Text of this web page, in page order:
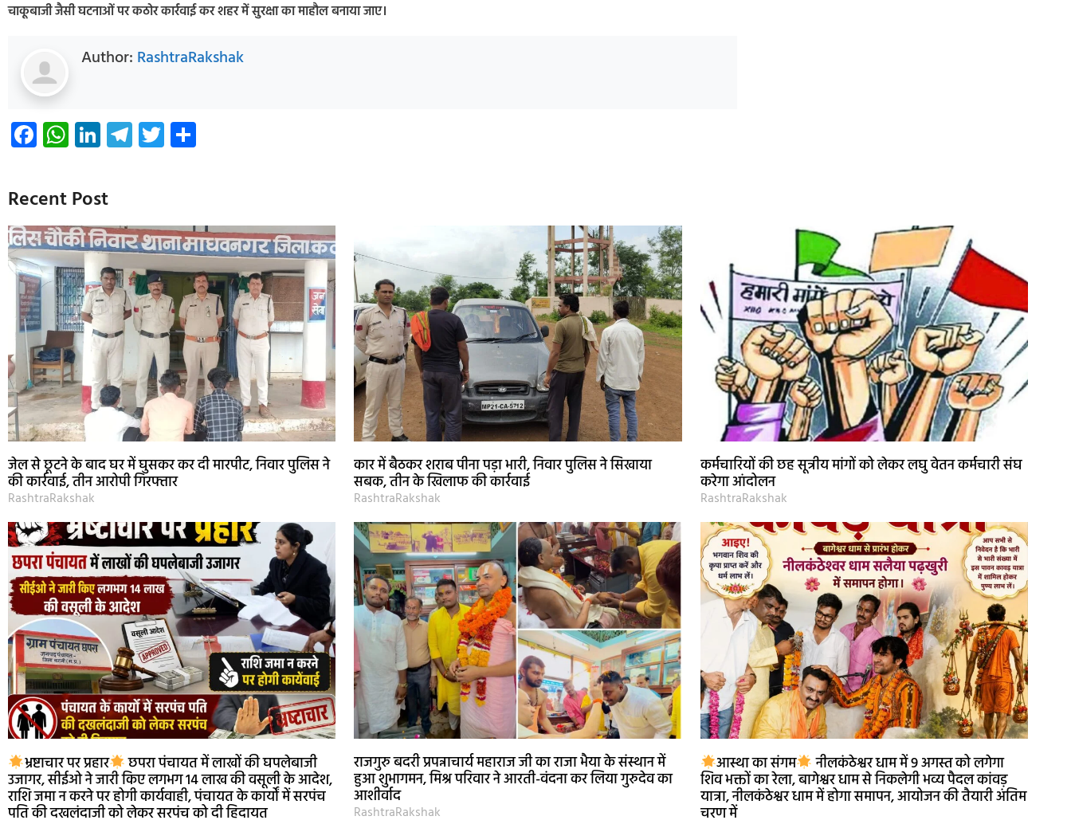
चाकूबाजी जैसी घटनाओं पर कठोर कार्रवाई कर शहर में सुरक्षा का माहौल बनाया जाए।
Author: RashtraRakshak
Facebook
WhatsApp
LinkedIn
Telegram
Twitter
Recent Post
जेल से छूटने के बाद घर में घुसकर कर दी मारपीट, निवार पुलिस ने
की कार्रवाई, तीन आरोपी गिरफ्तार
RashtraRakshak
कार में बैठकर शराब पीना पड़ा भारी, निवार पुलिस ने सिखाया
सबक, तीन के खिलाफ की कार्रवाई
RashtraRakshak
कर्मचारियों की छह सूत्रीय मांगों को लेकर लघु वेतन कर्मचारी संघ
करेगा आंदोलन
RashtraRakshak
भ्रष्टाचार पर प्रहार छपरा पंचायत में लाखों की घपलेबाजी
उजागर, सीईओ ने जारी किए लगभग 14 लाख की वसूली के आदेश,
राशि जमा न करने पर होगी कार्यवाही, पंचायत के कार्यों में सरपंच
पति की दखलंदाजी को लेकर सरपंच को दी हिदायत
राजगुरु बदरी प्रपन्नाचार्य महाराज जी का राजा भैया के संस्थान में
हुआ शुभागमन, मिश्र परिवार ने आरती-वंदना कर लिया गुरुदेव का
आशीर्वाद
RashtraRakshak
आस्था का संगम नीलकंठेश्वर धाम में 9 अगस्त को लगेगा
शिव भक्तों का रेला, बागेश्वर धाम से निकलेगी भव्य पैदल कांवड़
यात्रा, नीलकंठेश्वर धाम में होगा समापन, आयोजन की तैयारी अंतिम
चरण में